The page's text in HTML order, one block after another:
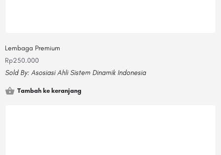
Lembaga Premium
Rp250.000
Sold By: Asosiasi Ahli Sistem Dinamik Indonesia
Tambah ke keranjang